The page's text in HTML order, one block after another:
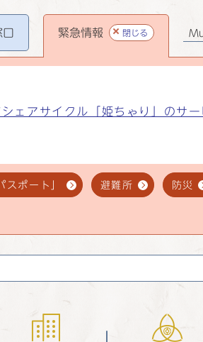
口 緊急情報 閉じる
ェアサイクル「姫ちゃり」のサ
スポート」 避難所 防災